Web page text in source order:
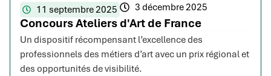
11 septembre 2025 3 décembre 2025
Concours Ateliers d'Art de France
Un dispositif récompensant l’excellence des
professionnels des métiers d’art avec un prix régional et
des opportunités de visibilité.